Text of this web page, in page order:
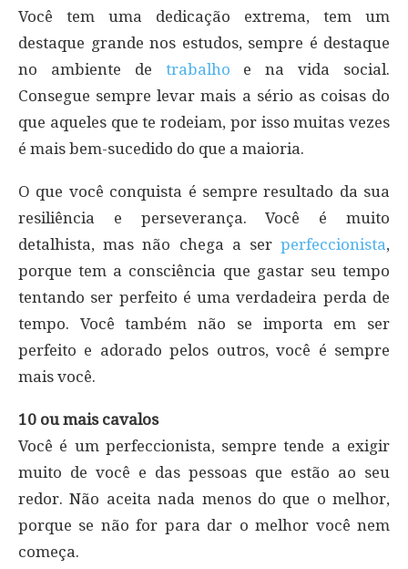
Você tem uma dedicação extrema, tem um
destaque grande nos estudos, sempre é destaque
no ambiente de trabalho e na vida social.
Consegue sempre levar mais a sério as coisas do
que aqueles que te rodeiam, por isso muitas vezes
é mais bem-sucedido do que a maioria.
O que você conquista é sempre resultado da sua
resiliência e perseverança. Você é muito
detalhista, mas não chega a ser perfeccionista,
porque tem a consciência que gastar seu tempo
tentando ser perfeito é uma verdadeira perda de
tempo. Você também não se importa em ser
perfeito e adorado pelos outros, você é sempre
mais você.
10 ou mais cavalos
Você é um perfeccionista, sempre tende a exigir
muito de você e das pessoas que estão ao seu
redor. Não aceita nada menos do que o melhor,
porque se não for para dar o melhor você nem
começa.